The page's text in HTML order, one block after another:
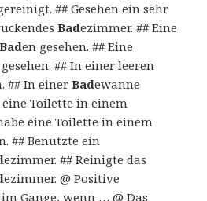
## Gesehen ein sehr
Badezimmer. ## Eine
Baden gesehen. ## Eine
## In einer leeren
## In einerBadewanne
eine Toilette in einem
eine Toilette in einem
## Benutzte ein
ezimmer. ## Reinigte das
ezimmer. @ Positive
Gange, wenn … @ Das